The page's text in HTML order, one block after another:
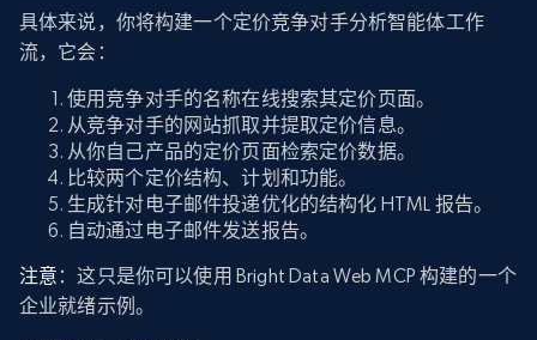
具体来说，你将构建一个定价竞争对手分析智能体工作
流，它会：
使用竞争对手的名称在线搜索其定价页面。
从竞争对手的网站抓取并提取定价信息。
从你自己产品的定价页面检索定价数据。
比较两个定价结构、计划和功能。
生成针对电子邮件投递优化的结构化 HTML 报告。
自动通过电子邮件发送报告。
注意 ：这只是你可以使用 Bright Data Web MCP 构建的一个
企业就绪示例。